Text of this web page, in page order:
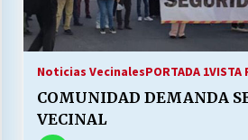
VOLVER A SER
16/06/2026
Noticias VecinalesPORTADA 1VISTA
COMUNIDAD DEMANDA
VECINAL